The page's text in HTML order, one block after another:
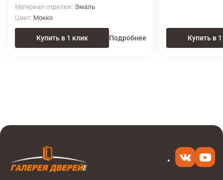
Материал отделки Эмаль
Цвет Мокко
Купить в 1 клик Подробнее Купить в